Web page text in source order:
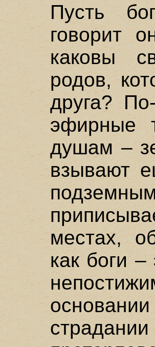
Пусть
говорит
каковы
родов,
друга?
эфирные
душам –
взывают
местах,
как боги